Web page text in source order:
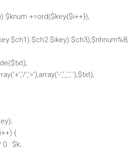
+=ord($key{$i++});
’,’=’),array(‘-‘,’_’,’.’),$txt);
{
: $k;